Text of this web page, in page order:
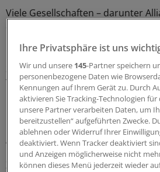
Viele Gesellschaften – darunter
bereits sogenannte Skills für Alexa
Skills funktionieren wie eine App
Tablet: Sie geben Alexa bestimmte
Beispiel die Verkehrsnachrichten
über die Policen des jeweiligen
Alexa muss erst noch viel
Zurzeit sind die Möglichkeiten der
Ihre Privatsphäre ist uns
Wir und unsere 145-Partner speichern
personenbezogene Daten wie
Kennungen auf Ihrem Gerät zu. Durch
aktivieren Sie Tracking-Technologien
unsere Partner verarbeiten Daten, um
bereitzustellen“ aufgeführten Zwecke.
ablehnen oder Widerruf Ihrer
deaktiviert. Wenn Tracker deaktiviert
und Anzeigen möglicherweise nicht
können dieses Menü jederzeit wieder